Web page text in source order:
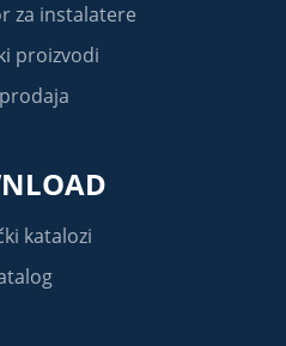
za instalatere
proizvodi
katalozi